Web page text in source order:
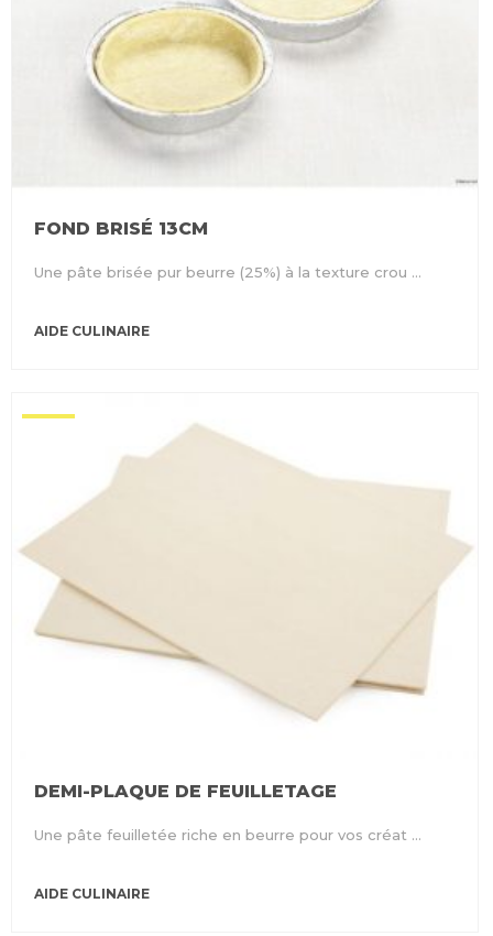
FOND BRISÉ 13CM
Une pâte brisée pur beurre (25%) à la texture crou ...
AIDE CULINAIRE
DEMI-PLAQUE DE FEUILLETAGE
Une pâte feuilletée riche en beurre pour vos créat ...
AIDE CULINAIRE